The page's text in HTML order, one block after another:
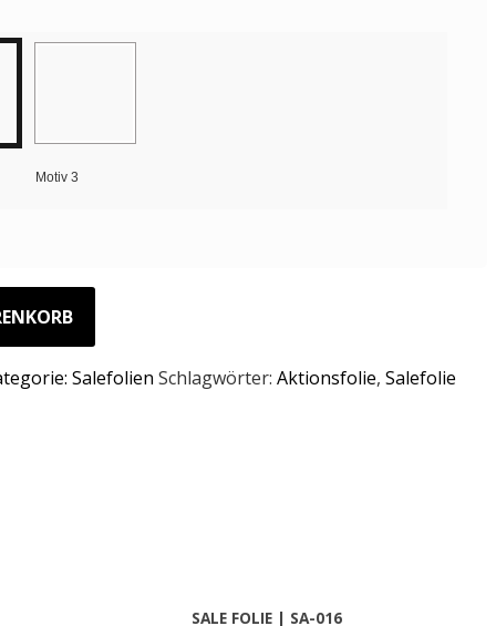
Motiv 3
Salefolien Schlagwörter:Aktionsfolie,Salefolie
SALE FOLIE | SA-016